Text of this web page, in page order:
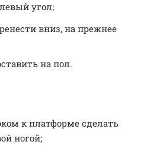
угол;
вниз, на прежнее
на пол.
к платформе сделать
ногой;